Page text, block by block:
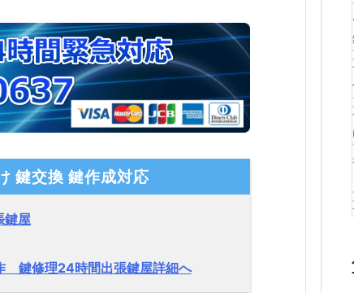
鍵交換 鍵作成対応
鍵屋
鍵修理24時間出張鍵屋詳細へ